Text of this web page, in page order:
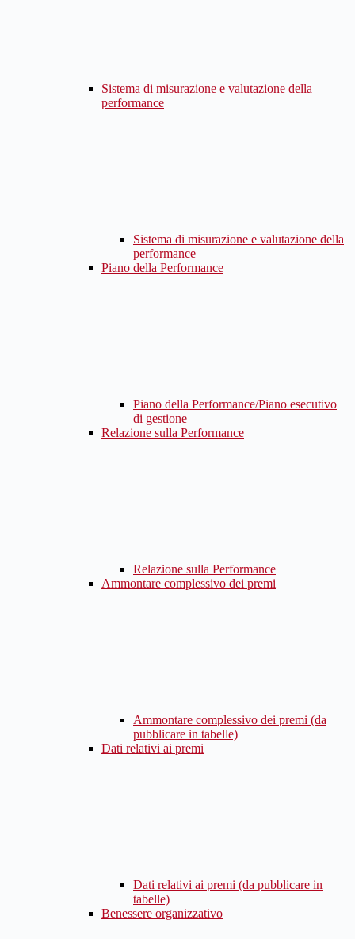
Sistema di misurazione e valutazione della
performance
Sistema di misurazione e valutazione della
performance
Piano della Performance
Piano della Performance/Piano esecutivo
di gestione
Relazione sulla Performance
Relazione sulla Performance
Ammontare complessivo dei premi
Ammontare complessivo dei premi (da
pubblicare in tabelle)
Dati relativi ai premi
Dati relativi ai premi (da pubblicare in
tabelle)
Benessere organizzativo